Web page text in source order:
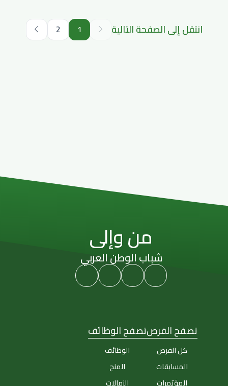
انتقل إلى الصفحة التالية 1
2
من وإلى
شباب الوطن العربي
تصفح الفرص
كل الفرص
المسابقات
المؤتمرات
تصفح الوظائف
الوظائف
المنح
الزمالات